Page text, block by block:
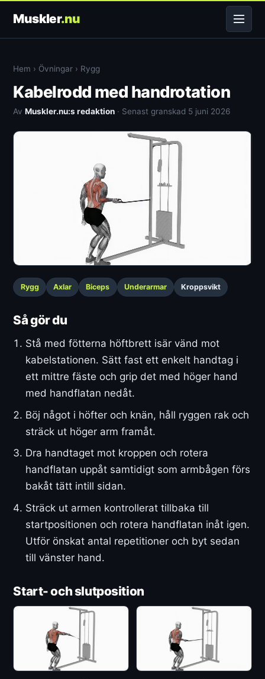
Muskler.nu
Hem › Övningar › Rygg
Kabelrodd med handrotation
AvMuskler.nu:s redaktion · Senast granskad 5 juni 2026
Rygg Axlar Biceps Underarmar Kroppsvikt
Så gör du
Stå med fötterna höftbrett isär vänd mot
kabelstationen. Sätt fast ett enkelt handtag i
ett mittre fäste och grip det med höger hand
med handflatan nedåt.
Böj något i höfter och knän, håll ryggen rak och
sträck ut höger arm framåt.
Dra handtaget mot kroppen och rotera
handflatan uppåt samtidigt som armbågen förs
bakåt tätt intill sidan.
Sträck ut armen kontrollerat tillbaka till
startpositionen och rotera handflatan inåt igen.
Utför önskat antal repetitioner och byt sedan
till vänster hand.
Start- och slutposition